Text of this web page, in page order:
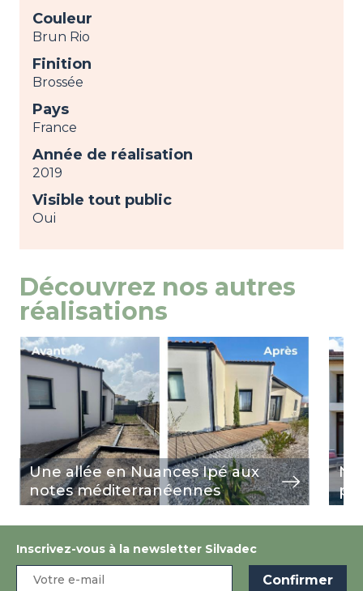
Couleur
Brun Rio
Finition
Brossée
Pays
France
Année de réalisation
2019
Visible tout public
Oui
Découvrez nos autres
réalisations
Une allée en Nuances Ipé aux
notes méditerranéennes
Image
view view
Inscrivez-vous à la newsletter Silvadec